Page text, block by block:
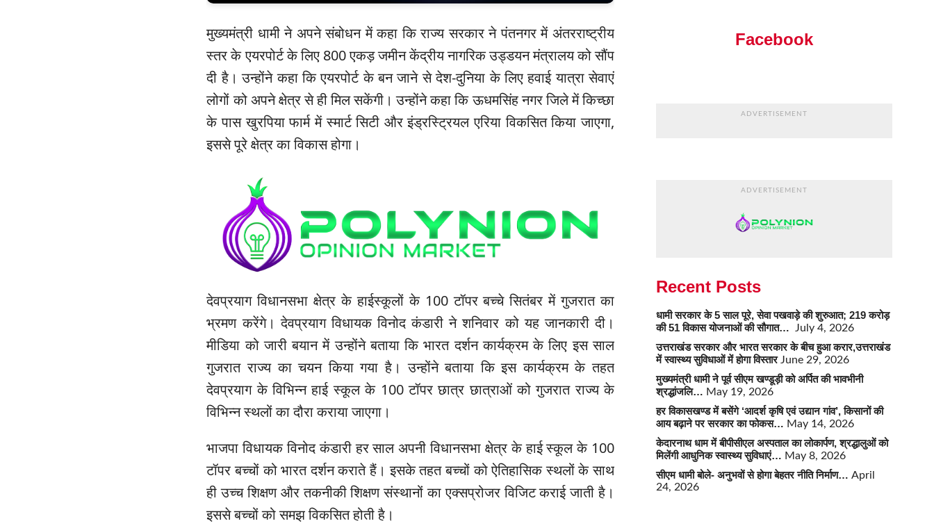
मुख्यमंत्री धामी ने अपने संबोधन में कहा कि राज्य सरकार ने पंतनगर में अंतरराष्ट्रीय
स्तर के एयरपोर्ट के लिए 800 एकड़ जमीन केंद्रीय नागरिक उड्डयन मंत्रालय को सौंप
दी है। उन्होंने कहा कि एयरपोर्ट के बन जाने से देश-दुनिया के लिए हवाई यात्रा सेवाएं
लोगों को अपने क्षेत्र से ही मिल सकेंगी। उन्होंने कहा कि ऊधमसिंह नगर जिले में किच्छा
के पास खुरपिया फार्म में स्मार्ट सिटी और इंड्रस्ट्रियल एरिया विकसित किया जाएगा,
इससे पूरे क्षेत्र का विकास होगा।
देवप्रयाग विधानसभा क्षेत्र के हाईस्कूलों के 100 टॉपर बच्चे सितंबर में गुजरात का
भ्रमण करेंगे। देवप्रयाग विधायक विनोद कंडारी ने शनिवार को यह जानकारी दी।
मीडिया को जारी बयान में उन्होंने बताया कि भारत दर्शन कार्यक्रम के लिए इस साल
गुजरात राज्य का चयन किया गया है। उन्होंने बताया कि इस कार्यक्रम के तहत
देवप्रयाग के विभिन्न हाई स्कूल के 100 टॉपर छात्र छात्राओं को गुजरात राज्य के
विभिन्न स्थलों का दौरा कराया जाएगा।
भाजपा विधायक विनोद कंडारी हर साल अपनी विधानसभा क्षेत्र के हाई स्कूल के 100
टॉपर बच्चों को भारत दर्शन कराते हैं। इसके तहत बच्चों को ऐतिहासिक स्थलों के साथ
ही उच्च शिक्षण और तकनीकी शिक्षण संस्थानों का एक्सप्रोजर विजिट कराई जाती है।
इससे बच्चों को समझ विकसित होती है।
Facebook
ADVERTISEMENT
ADVERTISEMENT
Recent Posts
धामी सरकार के 5 साल पूरे, सेवा पखवाड़े की शुरुआत; 219 करोड़
की 51 विकास योजनाओं की सौगात… July 4, 2026
उत्तराखंड सरकार और भारत सरकार के बीच हुआ करार,उत्तराखंड
में स्वास्थ्य सुविधाओं में होगा विस्तार June 29, 2026
मुख्यमंत्री धामी ने पूर्व सीएम खण्डूड़ी को अर्पित की भावभीनी
श्रद्धांजलि… May 19, 2026
हर विकासखण्ड में बसेंगे ‘आदर्श कृषि एवं उद्यान गांव’, किसानों की
आय बढ़ाने पर सरकार का फोकस… May 14, 2026
केदारनाथ धाम में बीपीसीएल अस्पताल का लोकार्पण, श्रद्धालुओं को
मिलेंगी आधुनिक स्वास्थ्य सुविधाएं… May 8, 2026
सीएम धामी बोले- अनुभवों से होगा बेहतर नीति निर्माण… April
24, 2026